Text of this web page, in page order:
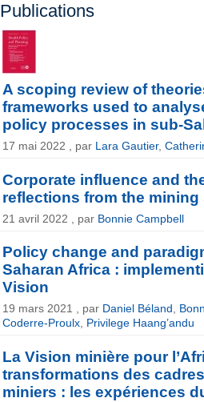
Publications
A scoping review of
frameworks used to
policy processes in sub-
17 mai 2022 , par Lara Gautier,
Corporate influence and
reflections from the mining
21 avril 2022 , par Bonnie Campbell
Policy change and
Saharan Africa :
Vision
19 mars 2021 , par Daniel Béland
Coderre-Proulx Privilege Haang’andu
La Vision minière pour
transformations des
miniers : les expériences